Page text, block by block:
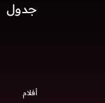
جدول
أفلام